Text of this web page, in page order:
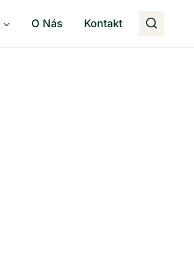
O Nás Kontakt